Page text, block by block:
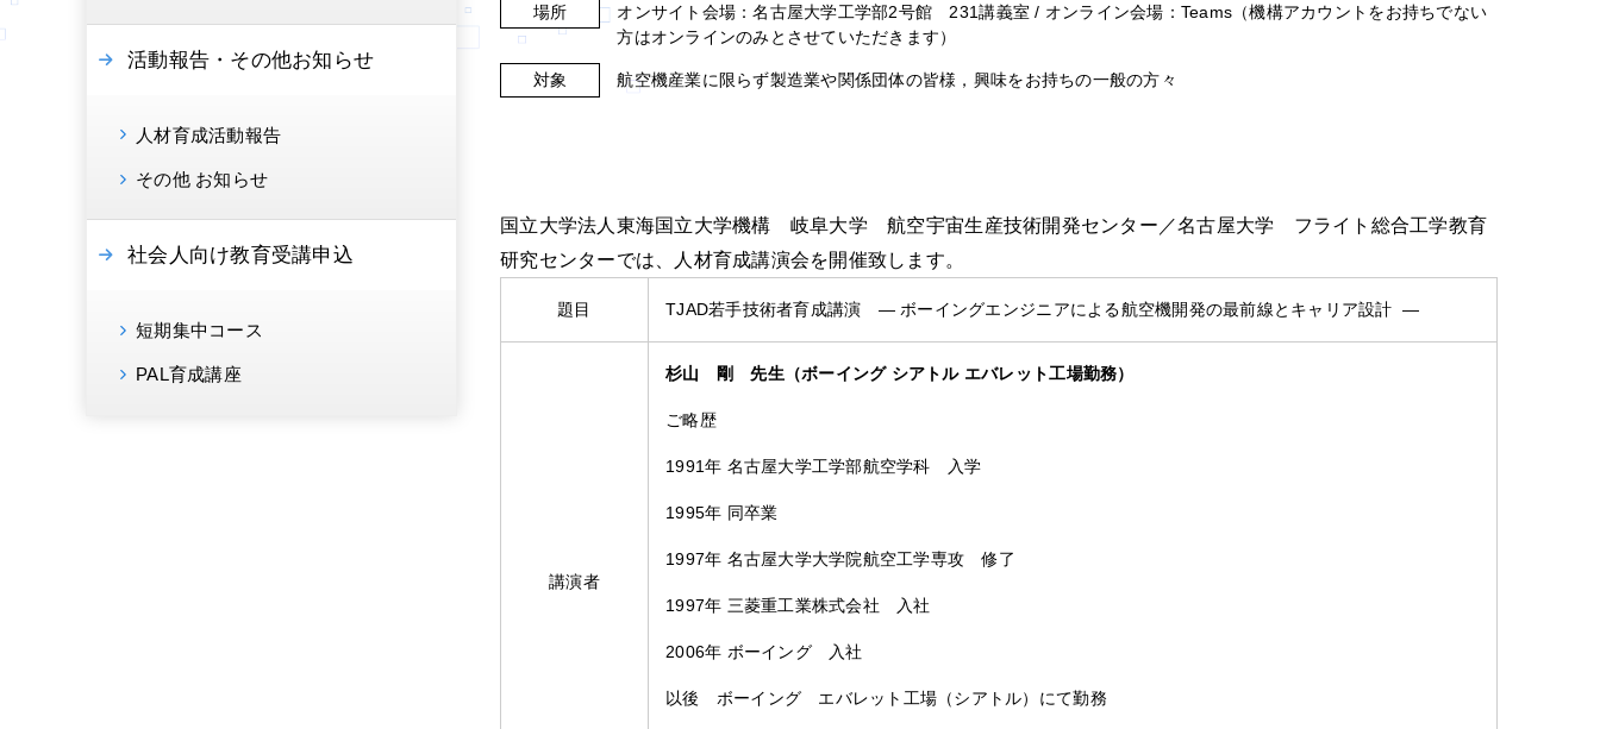
活動報告・その他お知らせ
人材育成活動報告
その他 お知らせ
社会人向け教育受講申込
短期集中コース
PAL育成講座
場所
オンサイト会場：名古屋大学工学部2号館 231講義室 / オンライン会場：Teams（機構アカウントをお持ちでない
方はオンラインのみとさせていただきます）
対象 航空機産業に限らず製造業や関係団体の皆様，興味をお持ちの一般の方々
国立大学法人東海国立大学機構 岐阜大学 航空宇宙生産技術開発センター／名古屋大学 フライト総合工学教育
研究センターでは、人材育成講演会を開催致します。
題目 TJAD若手技術者育成講演 ― ボーイングエンジニアによる航空機開発の最前線とキャリア設計 ―
講演者
杉山 剛 先生（ボーイング シアトル エバレット工場勤務）
ご略歴
1991年 名古屋大学工学部航空学科 入学
1995年 同卒業
1997年 名古屋大学大学院航空工学専攻 修了
1997年 三菱重工業株式会社 入社
2006年 ボーイング 入社
以後 ボーイング エバレット工場（シアトル）にて勤務